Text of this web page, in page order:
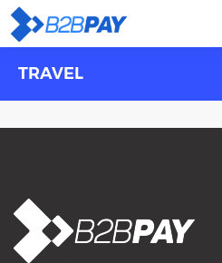
TIETOA RATKAISUT
TRAVEL